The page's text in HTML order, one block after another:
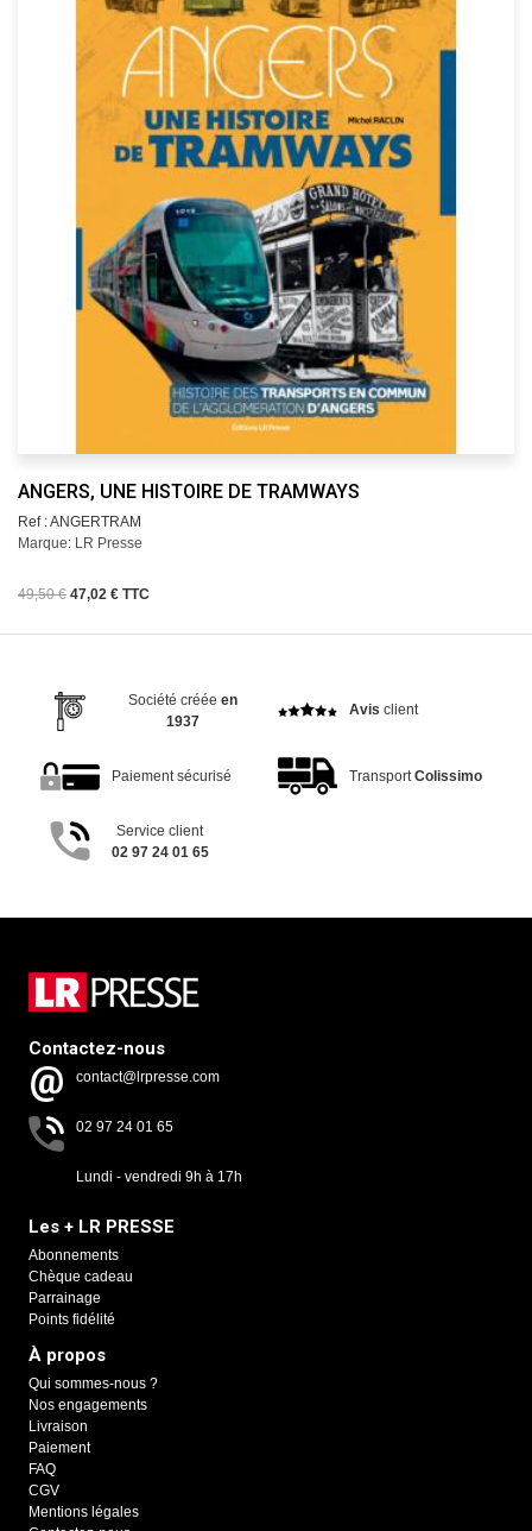
ANGERS, UNE HISTOIRE DE TRAMWAYS
Ref : ANGERTRAM
Marque: LR Presse
49,50 €47,02 € TTC
Société créée en
1937
Avis client
Paiement sécurisé TransportColissimo
Service client
02 97 24 01 65
Contactez-nous
contact@lrpresse.com
02 97 24 01 65
Lundi - vendredi 9h à 17h
Les + LR PRESSE
Abonnements
Chèque cadeau
Parrainage
Points fidélité
À propos
Qui sommes-nous ?
Nos engagements
Livraison
Paiement
FAQ
CGV
Mentions légales